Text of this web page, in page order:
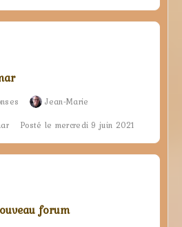
Jean-Marie
Posté le mercredi 9 juin 2021
forum